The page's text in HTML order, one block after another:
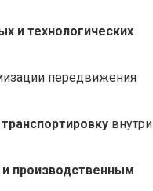
и технологических
передвижения
внутри
и производственным